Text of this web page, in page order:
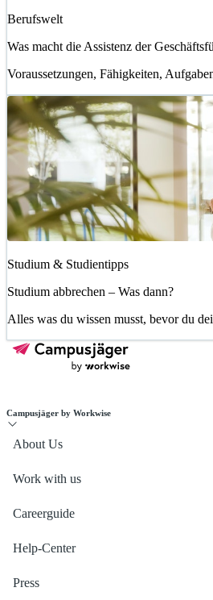
Berufswelt
Was macht die Assistenz der
Voraussetzungen, Fähigkeiten,
Studium & Studientipps
Studium abbrechen – Was dann?
Alles was du wissen musst, bevor du
Campusjäger by Workwise
About Us
Work with us
Careerguide
Help-Center
Press